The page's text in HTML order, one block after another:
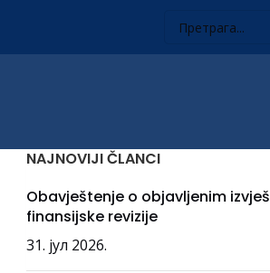
NAJNOVIJI ČLANCI
Obavještenje o objavljenim
finansijske revizije
31. јул 2026.